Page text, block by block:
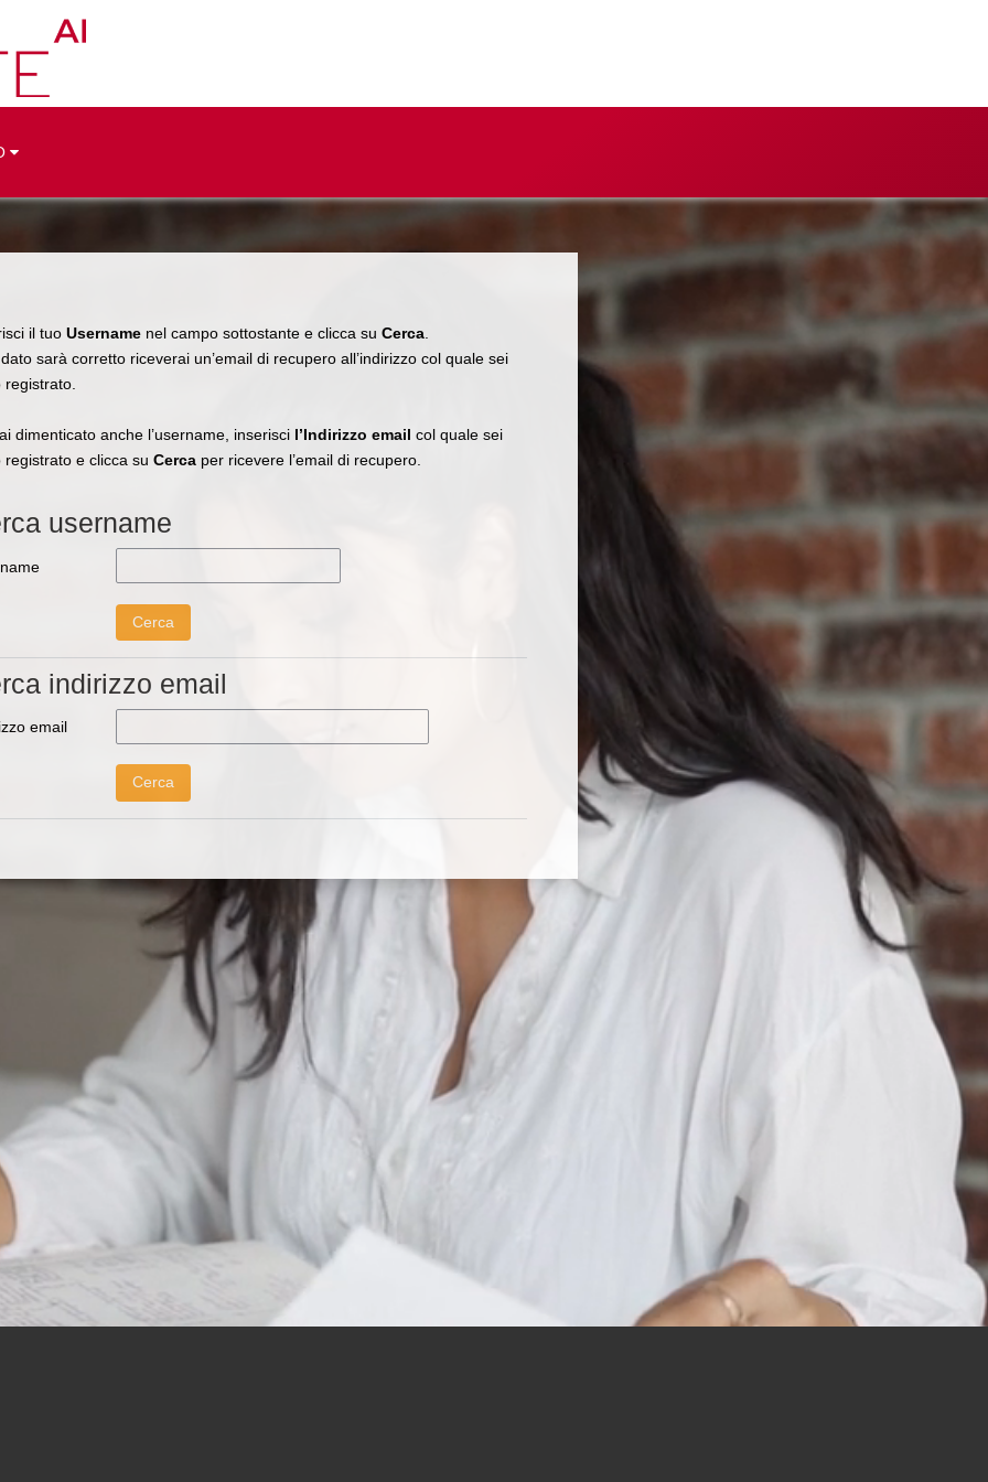
il tuoUsername nel campo sottostante e clicca suCerca
sarà corretto riceverai un’email di recupero all’indirizzo col quale sei
registrato.
dimenticato anche l’username, inserisci l’Indirizzo email col quale sei
registrato e clicca suCerca per ricevere l’email di recupero.
username
username
indirizzo email
indirizzo email
email